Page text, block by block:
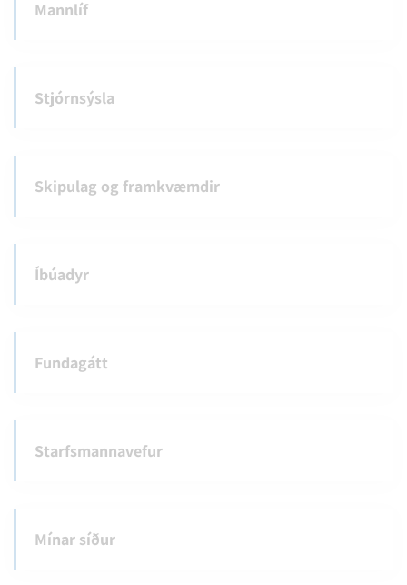
Mannlíf
Stjórnsýsla
Skipulag og framkvæmdir
Íbúadyr
Fundagátt
Starfsmannavefur
Mínar síður